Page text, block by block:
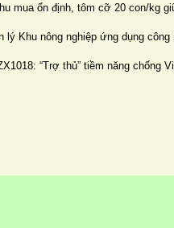
mua ổn định, tôm cỡ 20 con/kg
lý Khu nông nghiệp ứng dụng công
“Trợ thủ” tiềm năng chống